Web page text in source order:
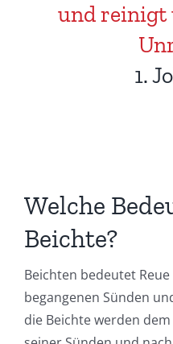
und reinigt
1.
Welche
Beichte?
Beichten bedeutet
begangenen Sünden
die Beichte werden